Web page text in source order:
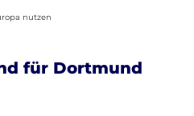
nutzen
für Dortmund